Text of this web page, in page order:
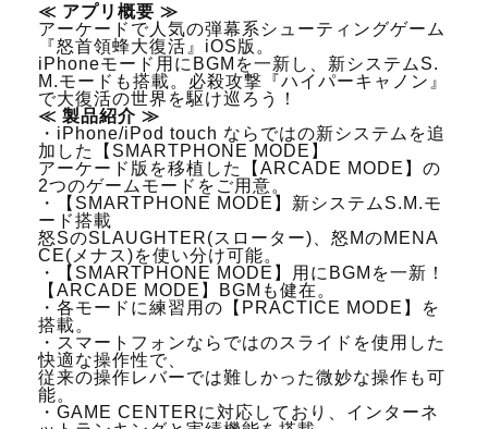
≪ アプリ概要 ≫
アーケードで人気の弾幕系シューティングゲーム
『怒首領蜂大復活』iOS版。
iPhoneモード用にBGMを一新し、新システムS.
M.モードも搭載。必殺攻撃『ハイパーキャノン』
で大復活の世界を駆け巡ろう！
≪ 製品紹介 ≫
・iPhone/iPod touch ならではの新システムを追
加した【SMARTPHONE MODE】
アーケード版を移植した【ARCADE MODE】の
2つのゲームモードをご用意。
・【SMARTPHONE MODE】新システムS.M.モ
ード搭載
怒SのSLAUGHTER(スローター)、怒MのMENA
CE(メナス)を使い分け可能。
・【SMARTPHONE MODE】用にBGMを一新！
【ARCADE MODE】BGMも健在。
・各モードに練習用の【PRACTICE MODE】を
搭載。
・スマートフォンならではのスライドを使用した
快適な操作性で、
従来の操作レバーでは難しかった微妙な操作も可
能。
・GAME CENTERに対応しており、インターネ